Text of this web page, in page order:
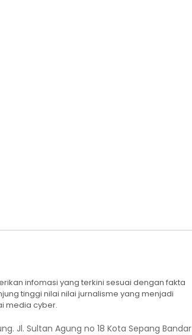
infomasi yang terkini sesuai dengan fakta
tinggi nilai nilai jurnalisme yang menjadi
media cyber.
Jl. Sultan Agung no 18 Kota Sepang Bandar